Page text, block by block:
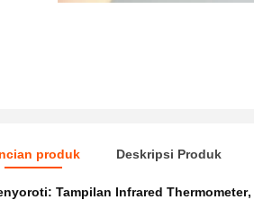
produk Deskripsi Produk
Tampilan Infrared Thermometer,